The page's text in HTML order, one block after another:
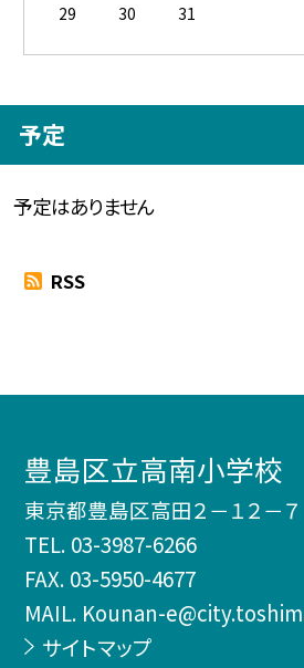
29
30 31
予定
予定はありません
RSS
豊島区立高南小学校
東京都豊島区高田２－１２－７
TEL. 03-3987-6266
FAX. 03-5950-4677
MAIL. Kounan-
サイトマップ